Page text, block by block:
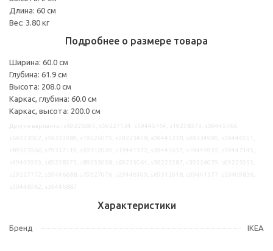
Длина: 60 см
Вес: 3.80 кг
Подробнее о размере товара
Ширина: 60.0 см
Глубина: 61.9 см
Высота: 208.0 см
Каркас, глубина: 60.0 см
Каркас, высота: 200.0 см
Характеристики
Бренд IKEA